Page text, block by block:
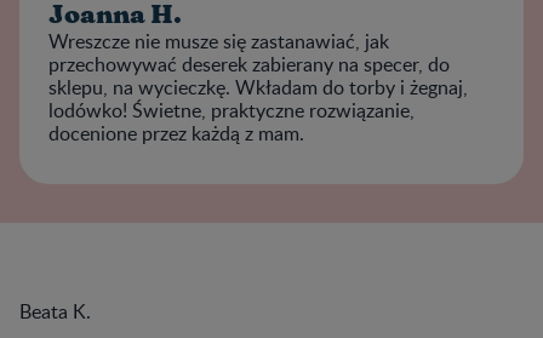
Joanna H.
Wreszcze nie musze się zastanawiać, jak
przechowywać deserek zabierany na specer, do
sklepu, na wycieczkę. Wkładam do torby i żegnaj,
lodówko! Świetne, praktyczne rozwiązanie,
docenione przez każdą z mam.
Beata K.